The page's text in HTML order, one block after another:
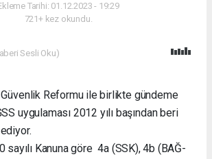
Tarihi: 01.12.2023 - 19:29
721+ kez okundu.
Sesli Oku)
Reformu ile birlikte gündeme
uygulaması 2012 yılı başından beri
sayılı Kanuna göre 4a (SSK), 4b (BAĞ-